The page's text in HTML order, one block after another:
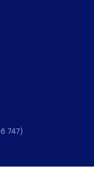
747)